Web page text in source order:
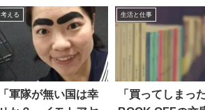
考える
「軍隊が無い国は幸
生活と仕事
「買ってしまっ